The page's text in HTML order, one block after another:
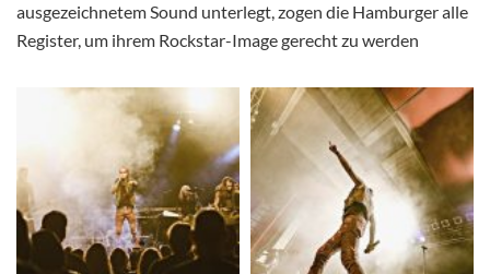
ausgezeichnetem Sound unterlegt, zogen die Hamburger alle
Register, um ihrem Rockstar-Image gerecht zu werden